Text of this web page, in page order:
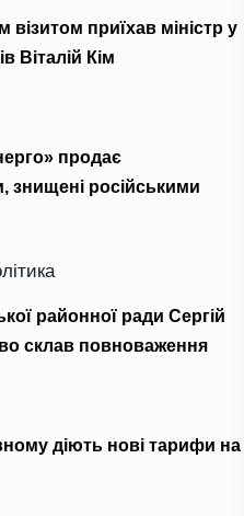
візитом приїхав міністр у
Віталій Кім
продає
знищені російськими
районної ради Сергій
склав повноваження
діють нові тарифи на